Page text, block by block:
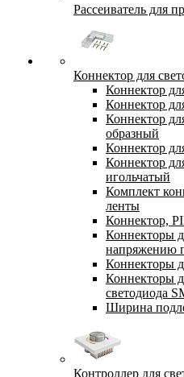
Рассеиватель для
Коннектор для
Коннектор
Коннектор
Коннектор
образный
Коннектор
Коннектор
игольчатый
Комплект
ленты
Коннектор,
Коннекторы
напряжению
Коннекторы
Коннекторы
светодиода
Ширина
Контроллер для